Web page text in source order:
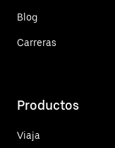
Blog
Carreras
Productos
Viaja